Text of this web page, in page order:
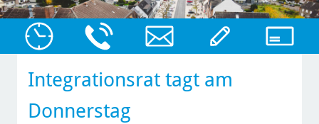
Integrationsrat tagt am
Donnerstag